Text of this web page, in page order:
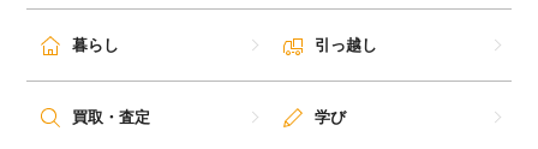
暮らし 引っ越し
買取・査定 学び